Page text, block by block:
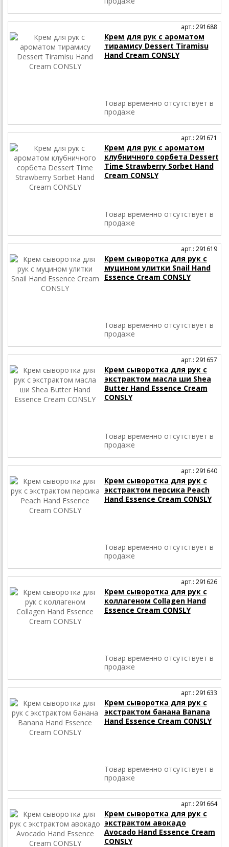
арт.: 291688
Крем для рук с ароматом
тирамису Dessert Tiramisu
Hand Cream CONSLY
Товар временно отсутствует в
продаже
арт.: 291671
Крем для рук с ароматом
клубничного сорбета Dessert
Time Strawberry Sorbet Hand
Cream CONSLY
Товар временно отсутствует в
продаже
арт.: 291619
Крем сыворотка для рук с
муцином улитки Snail Hand
Essence Cream CONSLY
Товар временно отсутствует в
продаже
арт.: 291657
Крем сыворотка для рук с
экстрактом масла ши Shea
Butter Hand Essence Cream
CONSLY
Товар временно отсутствует в
продаже
арт.: 291640
Крем сыворотка для рук с
экстрактом персика Peach
Hand Essence Cream CONSLY
Товар временно отсутствует в
продаже
арт.: 291626
Крем сыворотка для рук с
коллагеном Collagen Hand
Essence Cream CONSLY
Товар временно отсутствует в
продаже
арт.: 291633
Крем сыворотка для рук с
экстрактом банана Banana
Hand Essence Cream CONSLY
Товар временно отсутствует в
продаже
арт.: 291664
Крем сыворотка для рук с
экстрактом авокадо
Avocado Hand Essence Cream
CONSLY